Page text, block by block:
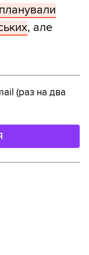
, але
(раз на два